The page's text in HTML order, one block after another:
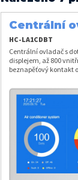
Centrální
LA1CDBT
HC-LA1CDBT
Centrální ovladač s
displejem, až 800
beznapěťový kontakt
přístup. Čeština